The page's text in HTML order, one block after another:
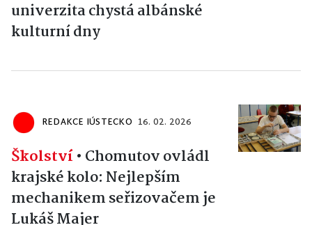
univerzita chystá albánské
kulturní dny
REDAKCE IÚSTECKO 16. 02. 2026
Školství• Chomutov ovládl
krajské kolo: Nejlepším
mechanikem seřizovačem je
Lukáš Majer